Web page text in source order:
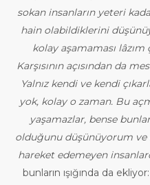
sokan insanların yeteri
hain olabildiklerini
kolay aşamaması
Karşısının açısından da
Yalnız kendi ve kendi
yok, kolay o zaman. Bu
yaşamazlar, bense
olduğunu düşünüyorum
hareket edemeyen
bunların ışığında da ekliyor: